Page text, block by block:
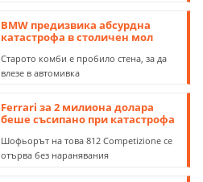
BMW предизвика абсурдна
катастрофа в столичен мол
Старото комби е пробило стена, за да
влезе в автомивка
Ferrari за 2 милиона долара
беше съсипано при катастрофа
Шофьорът на това 812 Competizione се
отърва без наранявания